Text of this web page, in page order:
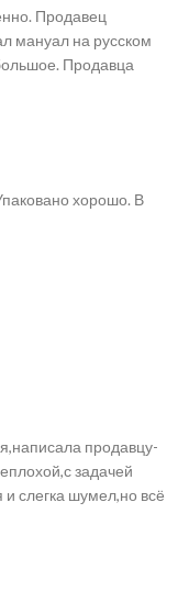
Продавец
мануал на русском
Продавца
хорошо. В
продавцу-
задачей
и слегка шумел,но всё